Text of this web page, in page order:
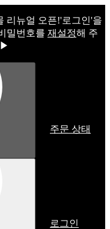
리뉴얼 오픈!ㅤ'로그인'을
밀번호를 재설정해 주
주문 상태
로그인